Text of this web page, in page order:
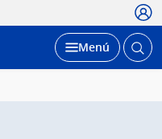
Desplegar
Menú Abrir